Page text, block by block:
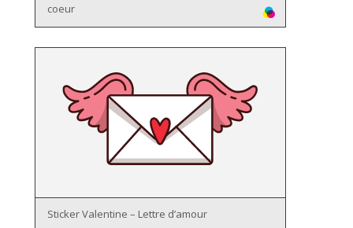
coeur
Sticker Valentine – Lettre d’amour